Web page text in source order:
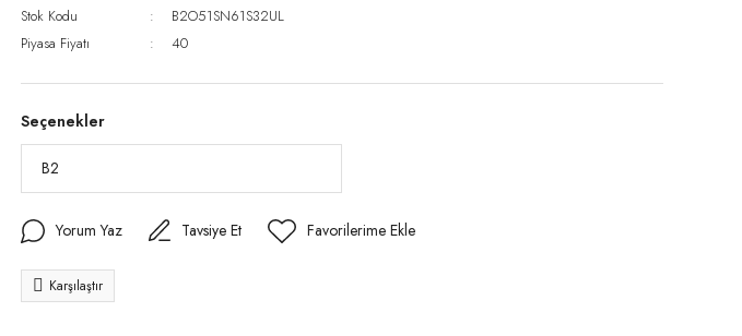
Stok Kodu
B2O51SN61S32UL
Piyasa Fiyatı
40
Seçenekler
Yorum Yaz Tavsiye Et
Karşılaştır